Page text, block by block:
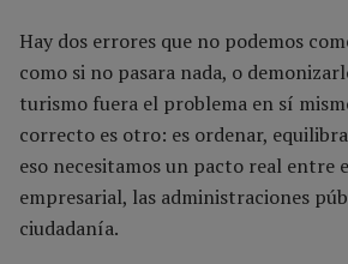
Hay dos errores que no podemos
como si no pasara nada, o
turismo fuera el problema en sí
correcto es otro: es ordenar,
eso necesitamos un pacto real entre
empresarial, las administraciones
ciudadanía.